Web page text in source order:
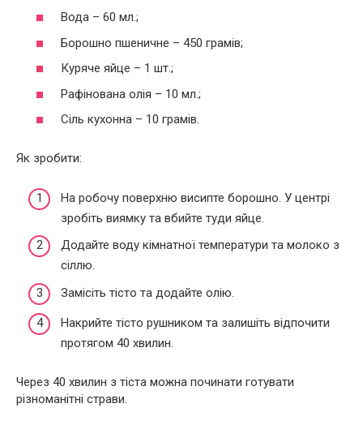
Вода – 60 мл.;
Борошно пшеничне – 450 грамів;
Куряче яйце – 1 шт.;
Рафінована олія – 10 мл.;
Сіль кухонна – 10 грамів.
Як зробити:
На робочу поверхню висипте борошно. У центрі
зробіть виямку та вбийте туди яйце.
Додайте воду кімнатної температури та молоко з
сіллю.
Замісіть тісто та додайте олію.
Накрийте тісто рушником та залишіть відпочити
протягом 40 хвилин.
Через 40 хвилин з тіста можна починати готувати
різноманітні страви.